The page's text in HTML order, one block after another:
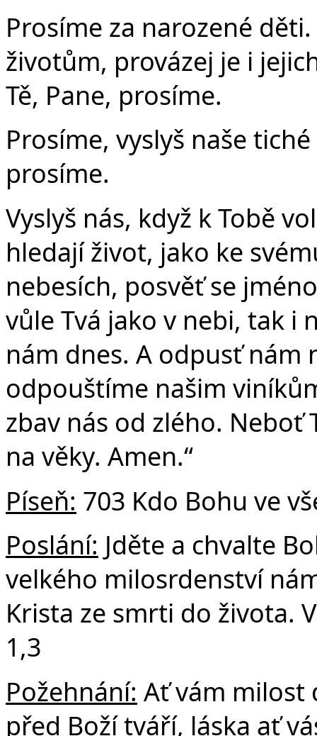
Prosíme za narozené
životům, provázej je i
Tě, Pane, prosíme.
Prosíme, vyslyš naše
prosíme.
Vyslyš nás, když k Tobě
hledají život, jako ke
nebesích, posvěť se
vůle Tvá jako v nebi, tak i
nám dnes. A odpusť nám
odpouštíme našim
zbav nás od zlého. Neboť
na věky. Amen.“
Píseň: 703 Kdo Bohu ve
Poslání: Jděte a chvalte
velkého milosrdenství
Krista ze smrti do života.
1,3
Požehnání: Ať vám milost
před Boží tváří, láska ať